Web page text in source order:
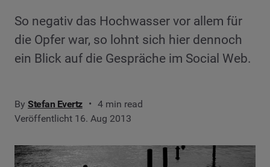
So negativ das Hochwasser vor allem für
die Opfer war, so lohnt sich hier dennoch
ein Blick auf die Gespräche im Social Web.
By Stefan Evertz
4 min read
Veröffentlicht 16. Aug 2013